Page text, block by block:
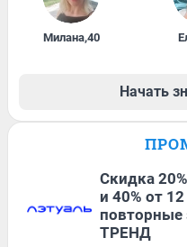
Милана,40
Начать
Скидка
и 40% от
повторные
ТРЕНД